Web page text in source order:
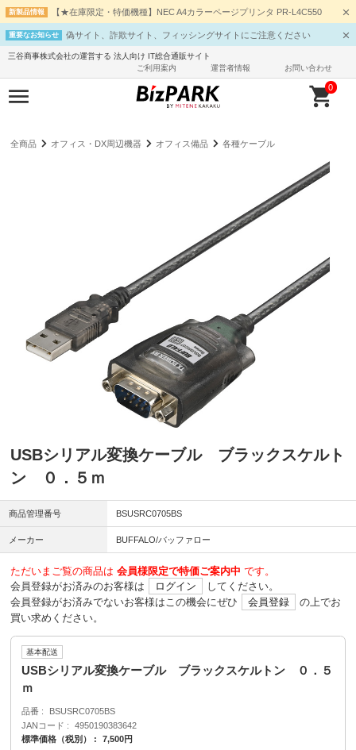
新製品情報 【★在庫限定・特価機種】NEC A4カラーページプリンタ PR-L4C550
重要なお知らせ 偽サイト、詐欺サイト、フィッシングサイトにご注意ください
三谷商事株式会社の運営する 法人向け IT総合通販サイト
ご利用案内
運営者情報 お問い合わせ
0
全商品 オフィス・DX周辺機器 オフィス備品 各種ケーブル
USBシリアル変換ケーブル ブラックスケルト
ン ０．５ｍ
商品管理番号 BSUSRC0705BS
メーカー BUFFALO/バッファロー
ただいまご覧の商品は 会員様限定で特価ご案内中 です。
会員登録がお済みのお客様は
ログイン
してください。
会員登録がお済みでないお客様はこの機会にぜひ
会員登録
の上でお
買い求めください。
基本配送
USBシリアル変換ケーブル ブラックスケルトン ０．５
ｍ
品番
BSUSRC0705BS
JANコード
4950190383642
標準価格（税別）
7,500円